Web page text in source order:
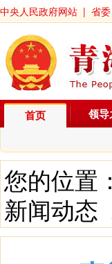
中央人民政府网站 | 省委
首页 领
您的位置
新闻动态